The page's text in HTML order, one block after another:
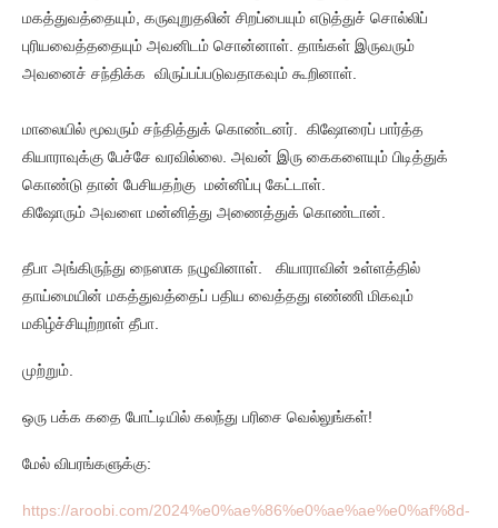
மகத்துவத்தையும், கருவுறுதலின் சிறப்பையும் எடுத்துச் சொல்லிப்
புரியவைத்ததையும் அவனிடம் சொன்னாள். தாங்கள் இருவரும்
அவனைச் சந்திக்க விருப்பப்படுவதாகவும் கூறினாள்.
மாலையில் மூவரும் சந்தித்துக் கொண்டனர். கிஷோரைப் பார்த்த
கியாராவுக்கு பேச்சே வரவில்லை. அவன் இரு கைகளையும் பிடித்துக்
கொண்டு தான் பேசியதற்கு மன்னிப்பு கேட்டாள்.
கிஷோரும் அவளை மன்னித்து அணைத்துக் கொண்டான்.
தீபா அங்கிருந்து நைஸாக நழுவினாள். கியாராவின் உள்ளத்தில்
தாய்மையின் மகத்துவத்தைப் பதிய வைத்தது எண்ணி மிகவும்
மகிழ்ச்சியுற்றாள் தீபா.
முற்றும்.
ஒரு பக்க கதை போட்டியில் கலந்து பரிசை வெல்லுங்கள்!
மேல் விபரங்களுக்கு:
https://aroobi.com/2024%e0%ae%86%e0%ae%ae%e0%af%8d-